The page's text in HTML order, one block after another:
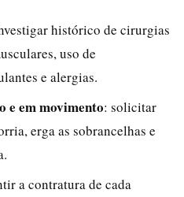
histórico de cirurgias
uso de
e alergias.
e em movimento: solicitar
erga as sobrancelhas e
a contratura de cada